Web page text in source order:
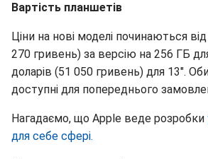
Вартість планшетів
Ціни на нові моделі починаються
270 гривень) за версію на 256 ГБ
доларів (51 050 гривень) для 13".
доступні для попереднього
Нагадаємо, що Apple веде розробки
для себе сфері.